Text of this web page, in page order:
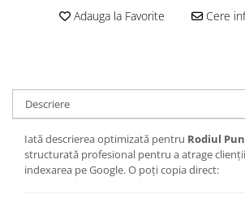
Adauga la Favorite Cere
Descriere
Iată descrierea optimizată pentru Rodiul
structurată profesional pentru a atrage
indexarea pe Google. O poți copia direct: